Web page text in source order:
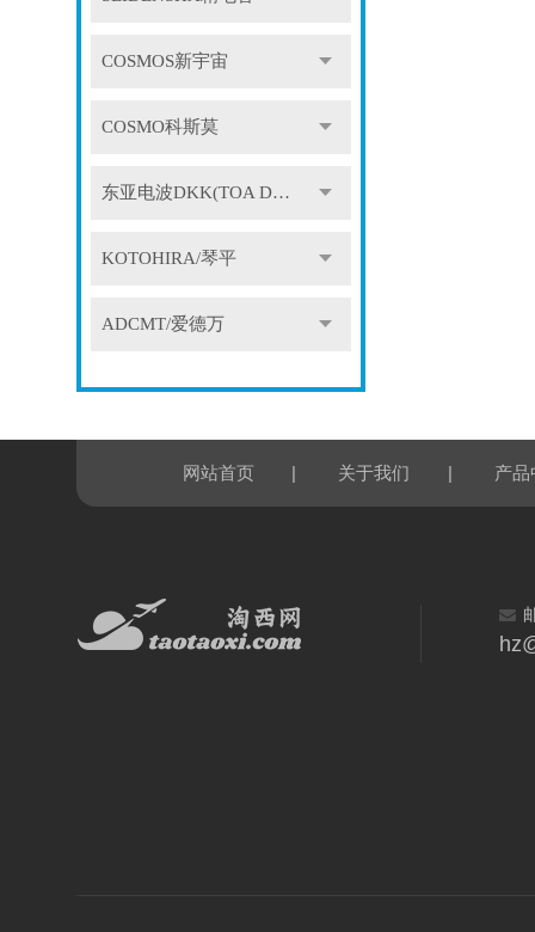
COSMOS新宇宙
COSMO科斯莫
东亚电波DKK(TOA DKK)
KOTOHIRA/琴平
ADCMT/爱德万
网站首页 | 关于我们 | 产品